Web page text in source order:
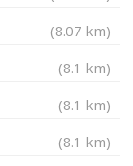
(8.07 km)
(8.1 km)
(8.1 km)
(8.1 km)